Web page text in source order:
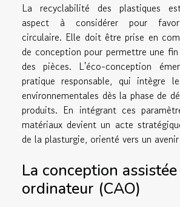
La recyclabilité des plastiques
aspect à considérer pour
circulaire. Elle doit être prise en
de conception pour permettre une
des pièces. L'éco-conception
pratique responsable, qui intègre
environnementales dès la phase de
produits. En intégrant ces
matériaux devient un acte
de la plasturgie, orienté vers un
La conception
ordinateur (CAO)